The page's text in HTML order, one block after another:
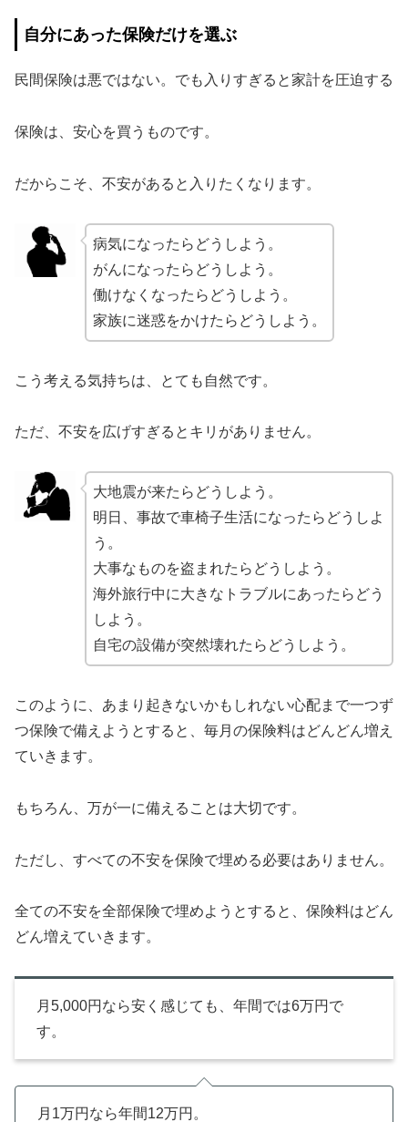
自分にあった保険だけを選ぶ
民間保険は悪ではない。でも入りすぎると家計を圧迫する
保険は、安心を買うものです。
だからこそ、不安があると入りたくなります。
病気になったらどうしよう。
がんになったらどうしよう。
働けなくなったらどうしよう。
家族に迷惑をかけたらどうしよう。
こう考える気持ちは、とても自然です。
ただ、不安を広げすぎるとキリがありません。
大地震が来たらどうしよう。
明日、事故で車椅子生活になったらどうしよ
う。
大事なものを盗まれたらどうしよう。
海外旅行中に大きなトラブルにあったらどう
しよう。
自宅の設備が突然壊れたらどうしよう。
このように、あまり起きないかもしれない心配まで一つず
つ保険で備えようとすると、毎月の保険料はどんどん増え
ていきます。
もちろん、万が一に備えることは大切です。
ただし、すべての不安を保険で埋める必要はありません。
全ての不安を全部保険で埋めようとすると、保険料はどん
どん増えていきます。
月5,000円なら安く感じても、年間では6万円で
す。
月1万円なら年間12万円。